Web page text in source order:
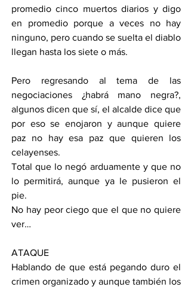
promedio cinco muertos diarios y digo
en promedio porque a veces no hay
ninguno, pero cuando se suelta el diablo
llegan hasta los siete o más.
Pero regresando al tema de las
negociaciones ¿habrá mano negra?,
algunos dicen que sí, el alcalde dice que
por eso se enojaron y aunque quiere
paz no hay esa paz que quieren los
celayenses.
Total que lo negó arduamente y que no
lo permitirá, aunque ya le pusieron el
pie.
No hay peor ciego que el que no quiere
ver…
ATAQUE
Hablando de que está pegando duro el
crimen organizado y aunque también los